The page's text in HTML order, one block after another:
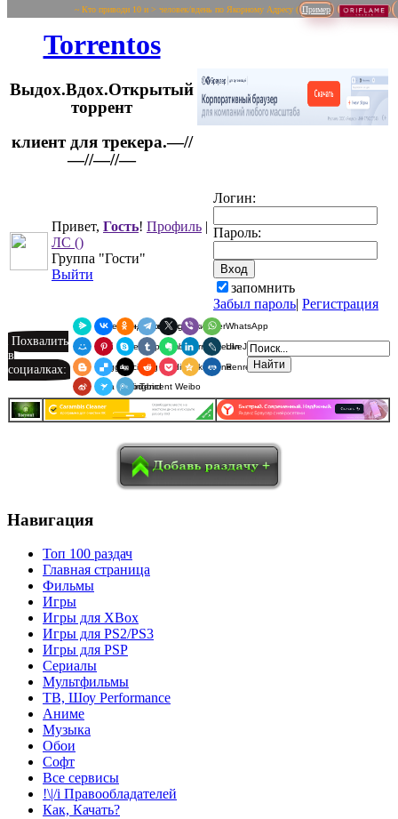
~ Кто приводи 10 и > человек/вдень по Якорному Адресу ( Пример
Torrentos
Выдох.Вдох.Открытый
торрент
Привет, Гость! Профиль |
ЛС ()
Группа "Гости"
Выйти
Логин:
Пароль:
запомнить
Забыл пароль| Регистрация
Похвалить
в
социалках:
Я.Мессенджер
ВКонтакте
Одноклассники
Telegram
X ViberWhatsApp
Мой МирPinterest
SkypeTumblrEvernoteLinkedInLiveJournal
BloggerDelicious
Digg redditPocketQzoneRenren
Sina Weibo
SurfingbirdTencent Weibo
Навигация
Топ 100 раздач
Главная страница
Фильмы
Игры
Игры для XBox
Игры для PS2/PS3
Игры для PSP
Сериалы
Мультфильмы
ТВ, Шоу Performance
Аниме
Музыка
Обои
Софт
Все сервисы
!\|/i Правообладателей
Как, Качать?